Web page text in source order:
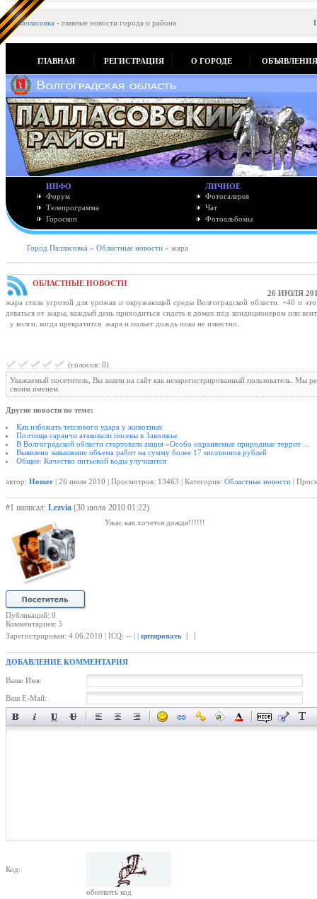
Палласовка - главные новости города и района
ГЛАВНАЯ РЕГИСТРАЦИЯ О ГОРОДЕ ОБЪЯВЛЕНИЯ
ИНФО
Форум
Телепрограмма
Гороскоп
ЛИЧНОЕ
Фотогалерея
Чат
Фотоальбомы
Город Палласовка » Областные новости » жара
ОБЛАСТНЫЕ НОВОСТИ
26 ИЮЛЯ
жара стала угрозой для урожая и окружающей среды Волгоградской области. +40 и
деваться от жары, каждый день приходиться сидеть в домах под кондиционером или
у волги. когда прекратится жара и польет дождь пока не известно.
(голосов: 0)
Уважаемый посетитель, Вы зашли на сайт как незарегистрированный пользователь. Мы
своим именем.
Другие новости по теме:
Как избежать теплового удара у животных
Полчища саранчи атаковали посевы в Заволжье
В Волгоградской области стартовала акция «Особо охраняемые природные террит ...
Выявлено завышение объема работ на сумму более 17 миллионов рублей
Общие: Качество питьевой воды улучшится
автор: Homer | 26 июля 2010 | Просмотров: 13463 | Категория: Областные новости |
#1 написал: Lezvia (30 июля 2010 01:22)
Публикаций: 0
Комментариев: 5
Ужас как хочется дождя!!!!!!
Зарегистрирован: 4.06.2010 | ICQ: -- | | цитировать | |
ДОБАВЛЕНИЕ КОММЕНТАРИЯ
Ваше Имя:
Ваш E-Mail:
Код:
обновить код